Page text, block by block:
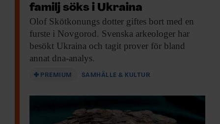
familj söks i Ukraina
Olof Skötkonungs dotter giftes bort med en
furste i Novgorod. Svenska arkeologer har
besökt Ukraina och tagit prover för bland
annat dna-analys.
PREMIUM SAMHÄLLE & KULTUR